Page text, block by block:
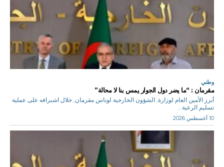
وطني
مقرمان : “ما يضر دول الجوار يمس بنا لا محالة”
أبرز الأمين العام لوزارة, الشؤون الخارجية لوناس مقرمان, خلال اشىرافه على عملية
تسليم الرعية...
10 أغسطس 2026